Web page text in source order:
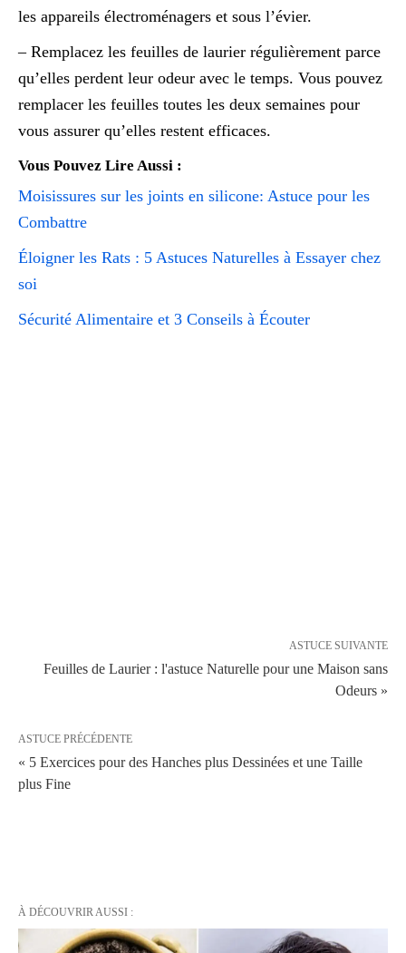
les appareils électroménagers et sous l’évier.
– Remplacez les feuilles de laurier régulièrement parce
qu’elles perdent leur odeur avec le temps. Vous pouvez
remplacer les feuilles toutes les deux semaines pour
vous assurer qu’elles restent efficaces.
Vous Pouvez Lire Aussi :
Moisissures sur les joints en silicone: Astuce pour les
Combattre
Éloigner les Rats : 5 Astuces Naturelles à Essayer chez
soi
Sécurité Alimentaire et 3 Conseils à Écouter
ASTUCE SUIVANTE
Feuilles de Laurier : l'astuce Naturelle pour une Maison sans
Odeurs »
ASTUCE PRÉCÉDENTE
« 5 Exercices pour des Hanches plus Dessinées et une Taille
plus Fine
À DÉCOUVRIR AUSSI :